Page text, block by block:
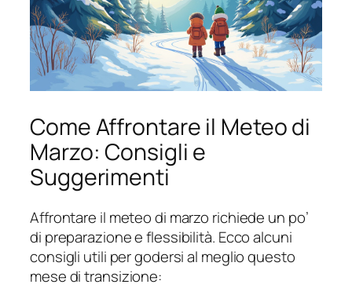
Come Affrontare il Meteo di
Marzo: Consigli e
Suggerimenti
Affrontare il meteo di marzo richiede un po’
di preparazione e flessibilità. Ecco alcuni
consigli utili per godersi al meglio questo
mese di transizione: